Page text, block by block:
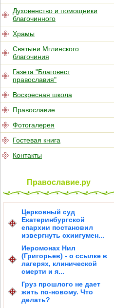
Духовенство и помощники
благочинного
Храмы
Святыни Мглинского
благочиния
Газета "Благовест
православия"
Воскресная школа
Православие
Фотогалерея
Гостевая книга
Контакты
Православие.ру
Церковный суд
Екатеринбургской
епархии постановил
извергнуть схиигумен...
Иеромонах Нил
(Григорьев) - о ссылке в
лагерях, клинической
смерти и я...
Груз прошлого не дает
жить по-новому. Что
делать?